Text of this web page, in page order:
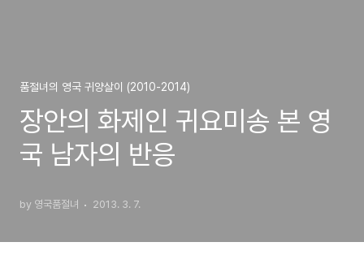
품절녀의 영국 귀양살이 (2010-2014)
장안의 화제인 귀요미송 본 영
국 남자의 반응
by 영국품절녀 2013. 3. 7.